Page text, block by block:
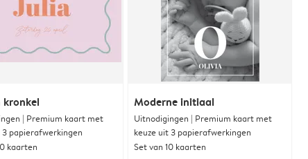
kronkel
| Premium kaart met
3 papierafwerkingen
kaarten
Moderne initiaal
Uitnodigingen | Premium kaart met
keuze uit 3 papierafwerkingen
Set van 10 kaarten